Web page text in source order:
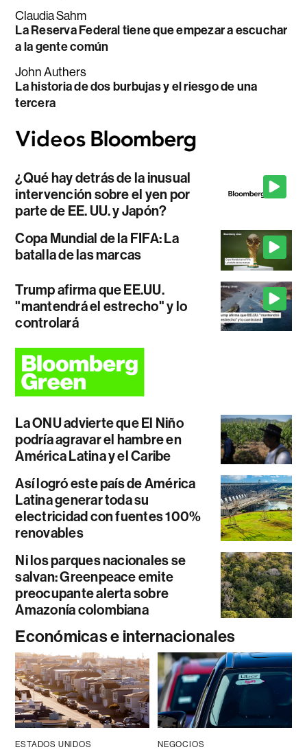
Claudia Sahm
La Reserva Federal tiene que empezar a escuchar
a la gente común
John Authers
La historia de dos burbujas y el riesgo de una
tercera
¿Qué hay detrás de la inusual
intervención sobre el yen por
parte de EE. UU. y Japón?
Copa Mundial de la FIFA: La
batalla de las marcas
Trump afirma que EE.UU.
"mantendrá el estrecho" y lo
controlará
La ONU advierte que El Niño
podría agravar el hambre en
América Latina y el Caribe
Así logró este país de América
Latina generar toda su
electricidad con fuentes 100%
renovables
Ni los parques nacionales se
salvan: Greenpeace emite
preocupante alerta sobre
Amazonía colombiana
Económicas e internacionales
ESTADOS UNIDOS NEGOCIOS